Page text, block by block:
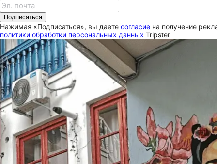
Подписаться
Нажимая «Подписаться», вы даете согласие на получение
политики обработки персональных данных Tripster